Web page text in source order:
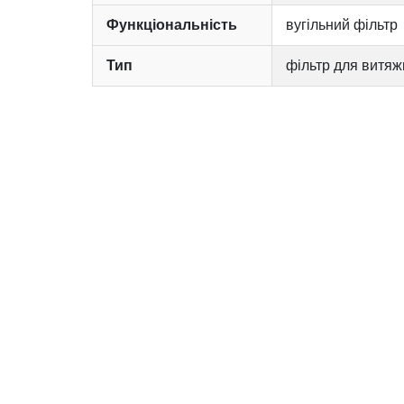
Функціональність вугільний фільтр
Тип фільтр для